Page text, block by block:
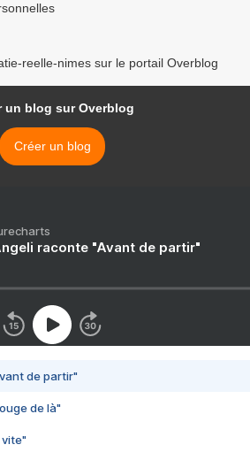
reelle-nimes sur le portail Overblog
un blog sur Overblog
Créer un blog
raconte "Avant de partir"
de partir"
de là"
vite"